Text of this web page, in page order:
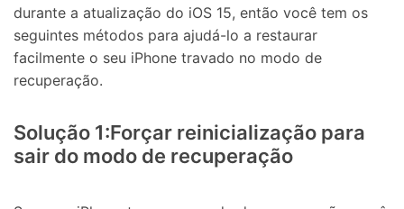
durante a atualização do iOS 15, então você tem os
seguintes métodos para ajudá-lo a restaurar
facilmente o seu iPhone travado no modo de
recuperação.
Solução 1:Forçar reinicialização para
sair do modo de recuperação